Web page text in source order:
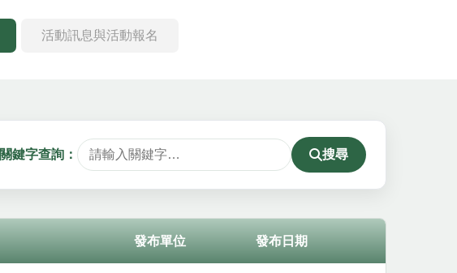
活動訊息與活動報名
關鍵字查詢： 搜尋
發布單位 發布日期